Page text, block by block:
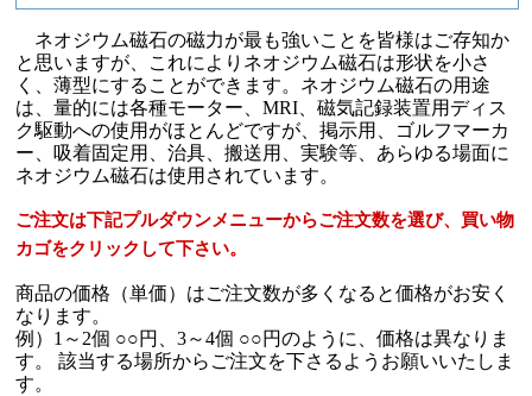
ネオジウム磁石の磁力が最も強いことを皆様はご存知か
と思いますが、これによりネオジウム磁石は形状を小さ
く、薄型にすることができます。ネオジウム磁石の用途
は、量的には各種モーター、MRI、磁気記録装置用ディス
ク駆動への使用がほとんどですが、掲示用、ゴルフマーカ
ー、吸着固定用、治具、搬送用、実験等、あらゆる場面に
ネオジウム磁石は使用されています。
ご注文は下記プルダウンメニューからご注文数を選び、買い物
カゴをクリックして下さい。
商品の価格（単価）はご注文数が多くなると価格がお安く
なります。
例）1～2個 ○○円、3～4個 ○○円のように、価格は異なりま
す。 該当する場所からご注文を下さるようお願いいたしま
す。